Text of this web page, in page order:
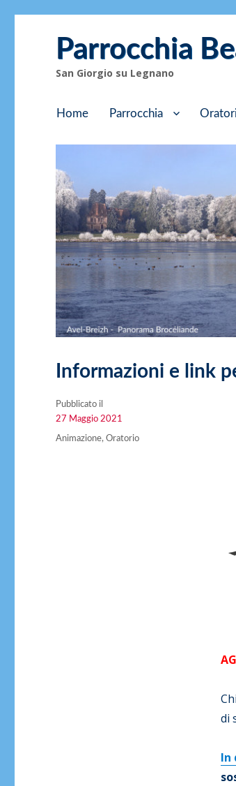
Parrocchia
San Giorgio su Legnano
Home Parrocchia
Informazioni e link
di
In
Pubblicato il
Pubblicato
il
27 Maggio 2021
Categorie
Animazione,Oratorio